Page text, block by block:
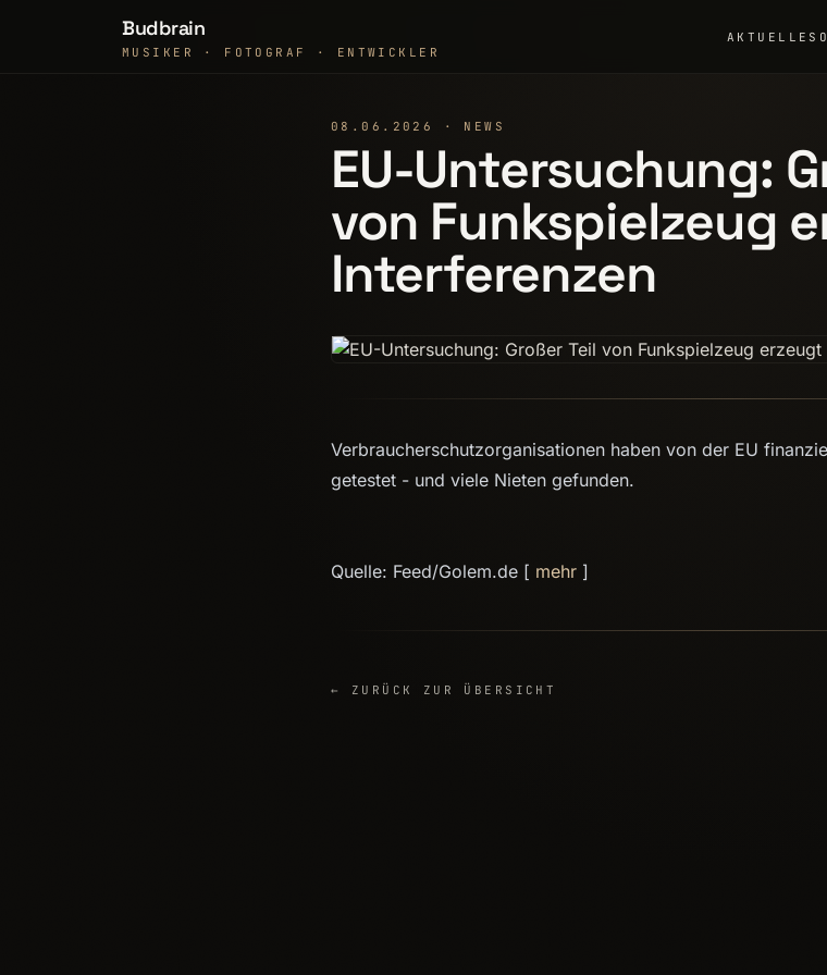
Budbrain
MUSIKER · FOTOGRAF · ENTWICKLER
AKTUELLE
08.06.2026 · NEWS
EU-Untersuchung:
von Funkspielzeug
Interferenzen
Verbraucherschutzorganisationen haben von der EU
getestet - und viele Nieten gefunden.
Quelle: Feed/Golem.de [ mehr ]
← ZURÜCK ZUR ÜBERSICHT